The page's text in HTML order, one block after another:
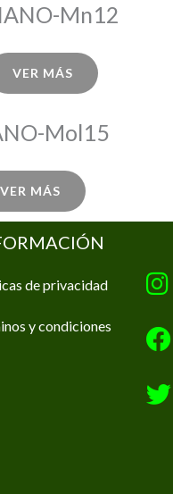
Mn12
VER MÁS
Mol15
VER MÁS
de privacidad
y condiciones